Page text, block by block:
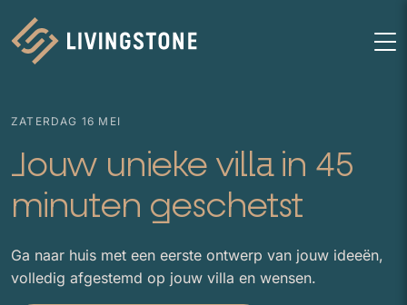
Homepage
ZATERDAG 16 MEI
Jouw unieke villa in 45
minuten geschetst
Ga naar huis met een eerste ontwerp van jouw ideeën,
volledig afgestemd op jouw villa en wensen.